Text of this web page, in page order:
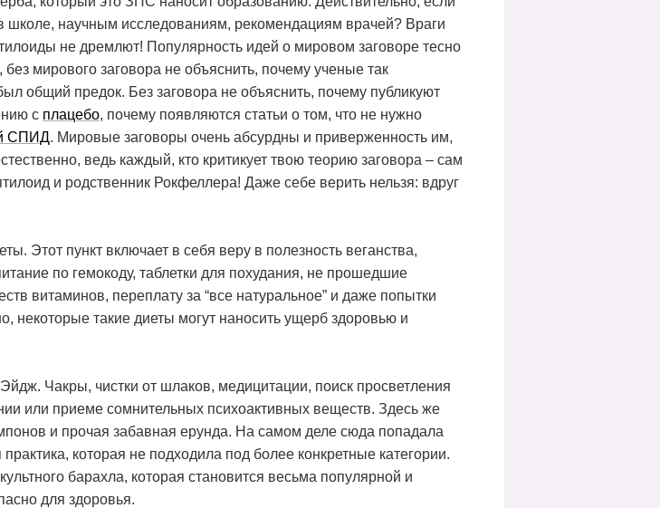
школе, научным исследованиям, рекомендациям врачей? Враги
не дремлют! Популярность идей о мировом заговоре тесно
мирового заговора не объяснить, почему ученые так
общий предок. Без заговора не объяснить, почему публикуют
с плацебо, почему появляются статьи о том, что не нужно
СПИД. Мировые заговоры очень абсурдны и приверженность им,
ведь каждый, кто критикует твою теорию заговора – сам
и родственник Рокфеллера! Даже себе верить нельзя: вдруг
Этот пункт включает в себя веру в полезность веганства,
по гемокоду, таблетки для похудания, не прошедшие
витаминов, переплату за “все натуральное” и даже попытки
некоторые такие диеты могут наносить ущерб здоровью и
Чакры, чистки от шлаков, медицитации, поиск просветления
или приеме сомнительных психоактивных веществ. Здесь же
и прочая забавная ерунда. На самом деле сюда попадала
которая не подходила под более конкретные категории.
барахла, которая становится весьма популярной и
для здоровья.